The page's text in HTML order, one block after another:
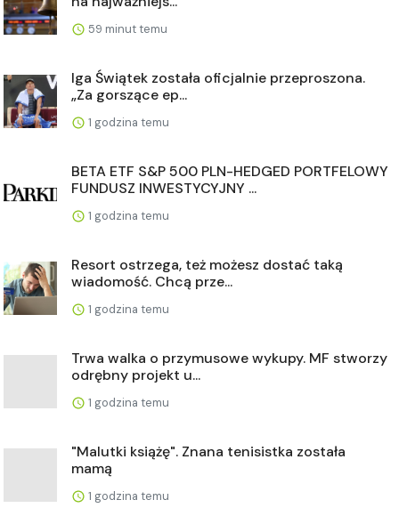
59 minut temu
Iga Świątek została oficjalnie przeproszona.
„Za gorszące ep...
1 godzina temu
BETA ETF S&P 500 PLN-HEDGED PORTFELOWY
FUNDUSZ INWESTYCYJNY ...
1 godzina temu
Resort ostrzega, też możesz dostać taką
wiadomość. Chcą prze...
1 godzina temu
Trwa walka o przymusowe wykupy. MF stworzy
odrębny projekt u...
1 godzina temu
"Malutki książę". Znana tenisistka została
mamą
1 godzina temu